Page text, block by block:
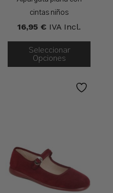
cintas niños
16,95 € IVA Incl.
Seleccionar
Opciones